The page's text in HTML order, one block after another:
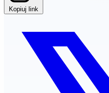
Kopiuj link